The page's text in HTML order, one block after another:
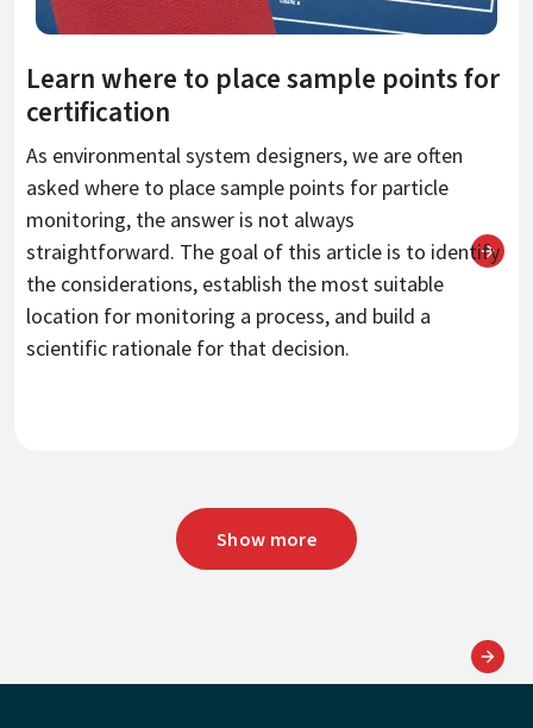
Learn where to place sample points for
certification
As environmental system designers, we are often
asked where to place sample points for particle
monitoring, the answer is not always
straightforward. The goal of this article is to identify
the considerations, establish the most suitable
location for monitoring a process, and build a
scientific rationale for that decision.
Show more